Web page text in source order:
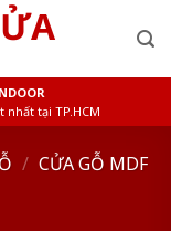
tại TP.HCM
/ CỬA GỖ MDF